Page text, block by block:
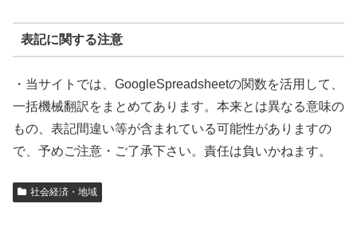
表記に関する注意
・当サイトでは、GoogleSpreadsheetの関数を活用して、
一括機械翻訳をまとめてあります。本来とは異なる意味の
もの、表記間違い等が含まれている可能性がありますの
で、予めご注意・ご了承下さい。責任は負いかねます。
社会経済・地域